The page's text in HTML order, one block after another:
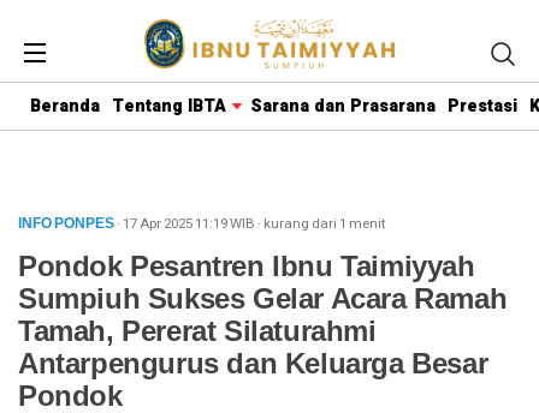
Beranda Tentang IBTA Sarana dan Prasarana Prestasi
INFO PONPES · 17 Apr 202511:19WIB · kurang dari 1 menit
Pondok Pesantren Ibnu Taimiyyah
Sumpiuh Sukses Gelar Acara Ramah
Tamah, Pererat Silaturahmi
Antarpengurus dan Keluarga Besar
Pondok